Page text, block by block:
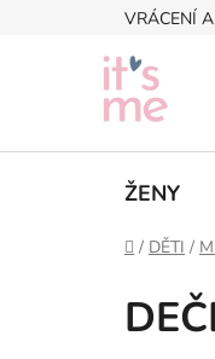
VRÁCENÍ
ŽENY
Domů
/ DĚTI /